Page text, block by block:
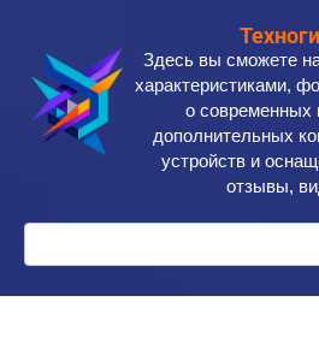
контенту
Здесь вы сможете
характеристиками,
о современных
дополнительных
устройств и
отзывы,
Поиск: